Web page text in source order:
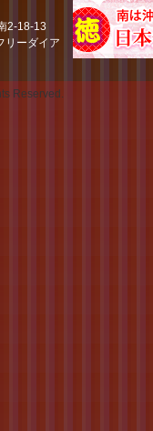
2-18-13
ーダイア
Reserved.